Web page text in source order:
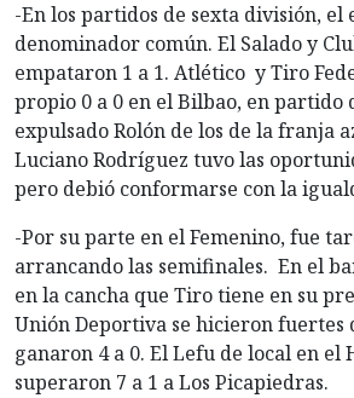
-En los partidos de sexta división, el
denominador común. El Salado y
empataron 1 a 1. Atlético y Tiro
propio 0 a 0 en el Bilbao, en partido
expulsado Rolón de los de la franja
Luciano Rodríguez tuvo las
pero debió conformarse con la
-Por su parte en el Femenino, fue
arrancando las semifinales. En el
en la cancha que Tiro tiene en su
Unión Deportiva se hicieron fuertes
ganaron 4 a 0. El Lefu de local en
superaron 7 a 1 a Los Picapiedras.